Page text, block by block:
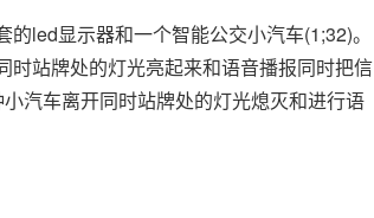
led显示器和一个智能公交小汽车(1;32)。
站牌处的灯光亮起来和语音播报同时把信
汽车离开同时站牌处的灯光熄灭和进行语